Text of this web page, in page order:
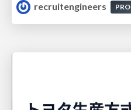
recruitengineers
PRO